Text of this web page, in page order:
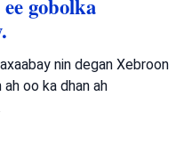
gobolka
nin degan Xebroon
oo ka dhan ah